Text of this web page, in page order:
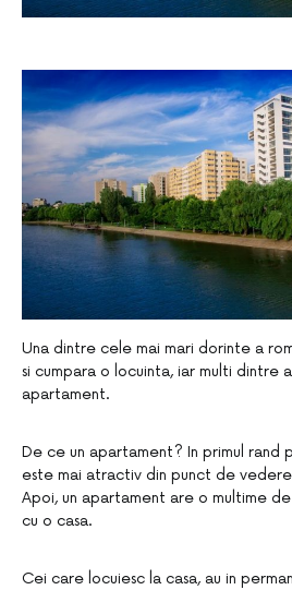
Una dintre cele mai mari dorinte a
si cumpara o locuinta, iar multi dintre
apartament.
De ce un apartament? In primul rand
este mai atractiv din punct de
Apoi, un apartament are o multime
cu o casa.
Cei care locuiesc la casa, au in